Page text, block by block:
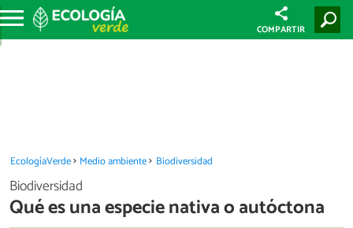
COMPARTIR
EcologíaVerde Medio ambiente Biodiversidad
Biodiversidad
Qué es una especie nativa o autóctona